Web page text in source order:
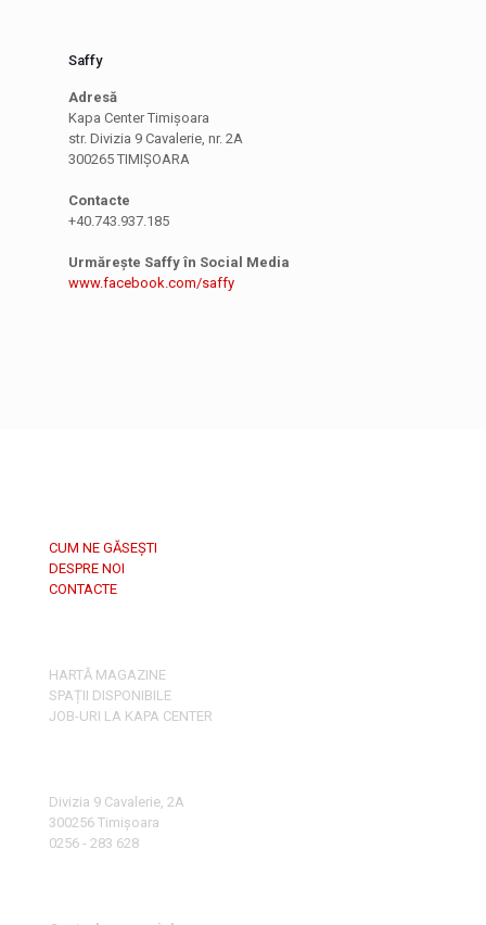
Saffy
Adresă
Kapa Center Timișoara
str. Divizia 9 Cavalerie, nr. 2A
300265 TIMIȘOARA
Contacte
+40.743.937.185
Urmărește Saffy în Social Media
www.facebook.com/saffy
CUM NE GĂSEȘTI
DESPRE NOI
CONTACTE
HARTĂ MAGAZINE
SPAȚII DISPONIBILE
JOB-URI LA KAPA CENTER
Divizia 9 Cavalerie, 2A
300256 Timișoara
0256 - 283 628